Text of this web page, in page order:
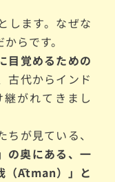
します。なぜな
らです。
目覚めるための
古代からインド
がれてきまし
ちが見ている、
の奥にある、一
（Ātman）」と